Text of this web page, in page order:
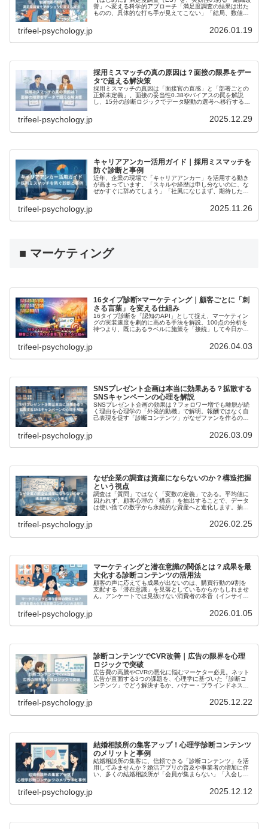
善」へ変える科学的アプローチ「満足度調査の結果は出た
ものの、具体的な打ち手が見えてこない」「結局、数値の
trifeel-psychology.jp 2026.01.19
採用ミスマッチの真の原因は？面接の限界をデー
タで超える解決策
採用ミスマッチの真因は「面接官の直感」と「部署ごとの
正解未定義」。面接の妥当性0.38やバイアスの罠を解説
し、15分の診断ロジックでデータ駆動の選考へ移行する方
trifeel-psychology.jp 2025.12.29
キャリアアンカー活用ガイド｜採用ミスマッチを
防ぐ診断と事例
近年、企業の現場で「キャリアアンカー」を活用する動き
が高まっています。「スキルや経歴は申し分ないのに、な
ぜかすぐに辞めてしまう」「社風になじまず、期待したほ
trifeel-psychology.jp 2025.11.26
■ マーケティング
16タイプ診断×マーケティング｜顧客ごとに「刺
さる言葉」を変える仕組み
16タイプ診断を「認知のAPI」として捉え、マーケティン
グの実装速度を劇的に高める手法を解説。100点の分析を
待つより、既にあるラベルに施策を「接続」して今日から
けやレビューのソートといったUI/UXへの落とし込みま
で、心理学と実装ロジックの融合を提案します。
trifeel-psychology.jp 2026.04.03
SNSプレゼント企画は本当に効果ある？拡散する
SNSキャンペーンの心理を解説
SNSプレゼント企画の効果は？フォロワー増でも離脱が続
く理由を心理学の「外発的動機」で解明。報酬ではなく自
己表現を促す「診断コンテンツ」がなぜファンを作るの
trifeel-psychology.jp 2026.03.09
なぜ企業の調査は資産にならないのか？構造把握
という視点
調査は「質問」ではなく「変数の定義」である。平均値に
囚われず、顧客心理の「構造」を抽出することで、データ
は使い捨ての数字から永続的な資産へと進化します。抽出
果に繋げるための本質的な視点と調査設計の「問い」を提
trifeel-psychology.jp 2026.02.25
マーケティングと潜在意識の関係とは？成果を最
大化する診断コンテンツの活用法
顧客の声に応えても成果が出ないのは、購買行動の9割を
支配する「潜在意識」を見落としているからかもしれませ
ん。アンケートでは見抜けない消費者の本音（インサイ
有効性を心理学の視点から詳しく解説します。
trifeel-psychology.jp 2026.01.05
診断コンテンツでCVR改善｜広告の限界を心理
ロジックで突破
広告費の高騰やCVRの悪化に悩むマーケター必見。ネット
広告が直面する3つの課題を、心理学に基づいた「診断コ
ンテンツ」でどう解決するか。バナー・ブラインドネスや
なスコアリングロジックの正体を解説します。
trifeel-psychology.jp 2025.12.22
結婚相談所の集客アップ！心理学診断コンテンツ
のメリットと事例
結婚相談所の集客に、信頼できる「診断コンテンツ」を活
用してみませんか？婚活アプリの普及や事業者の増加に伴
い、多くの結婚相談所が「会員が集まらない」「入会して
trifeel-psychology.jp 2025.12.12